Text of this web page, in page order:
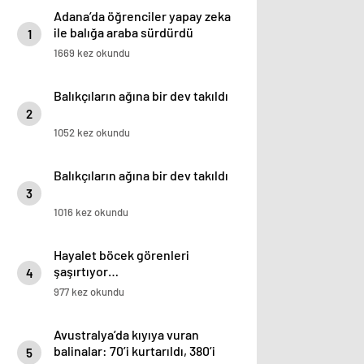
1
Adana’da öğrenciler yapay zeka
ile balığa araba sürdürdü
1669 kez okundu
2
Balıkçıların ağına bir dev takıldı
1052 kez okundu
3
Balıkçıların ağına bir dev takıldı
1016 kez okundu
4
Hayalet böcek görenleri
şaşırtıyor…
977 kez okundu
5
Avustralya’da kıyıya vuran
balinalar: 70’i kurtarıldı, 380’i